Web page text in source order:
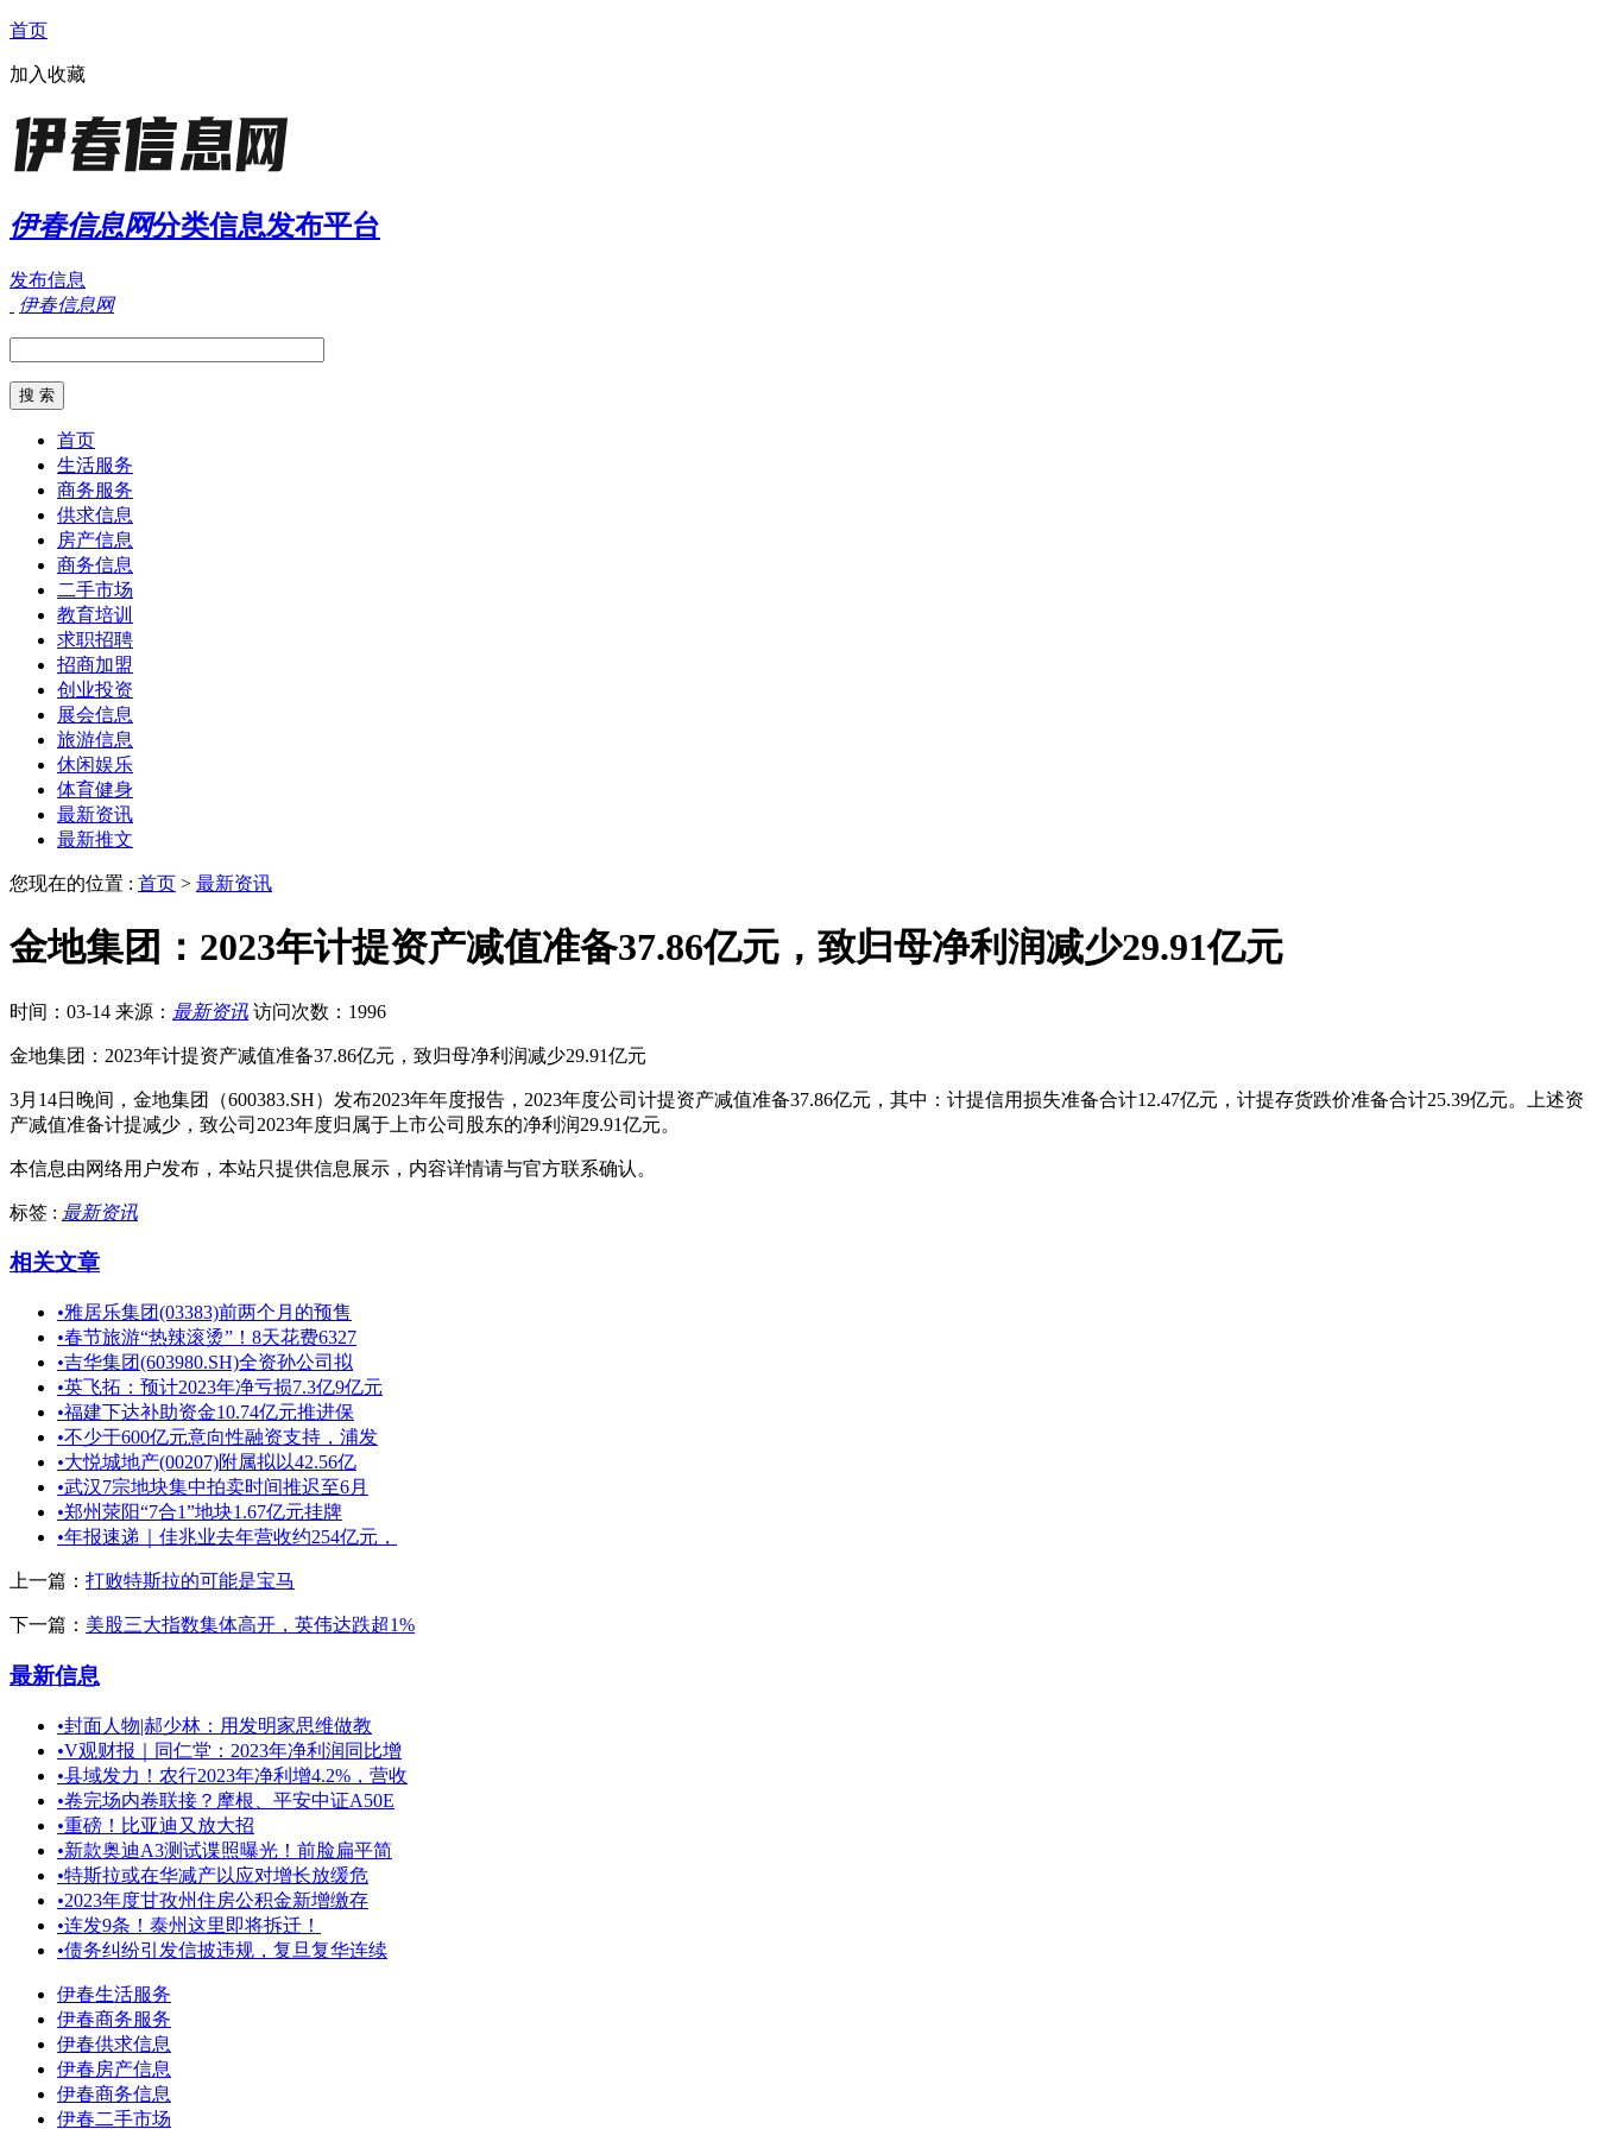
首页
加入收藏
伊春信息网分类信息发布平台
发布信息
伊春信息网
首页
生活服务
商务服务
供求信息
房产信息
商务信息
二手市场
教育培训
求职招聘
招商加盟
创业投资
展会信息
旅游信息
休闲娱乐
体育健身
最新资讯
最新推文
您现在的位置 : 首页 > 最新资讯
金地集团：2023年计提资产减值准备37.86亿元，致归母净利润减少29.91亿元
时间：03-14 来源： 最新资讯 访问次数：1996
金地集团：2023年计提资产减值准备37.86亿元，致归母净利润减少29.91亿元
3月14日晚间，金地集团（600383.SH）发布2023年年度报告，2023年度公司计提资产减值准备37.86亿元，其中：计提信用损失准备合计12.47亿元，计提存货跌价准备合计25.39亿元。上述资
产减值准备计提减少，致公司2023年度归属于上市公司股东的净利润29.91亿元。
本信息由网络用户发布， 本站只提供信息展示，内容详情请与官方联系确认。
标签 : 最新资讯
相关文章
•雅居乐集团(03383)前两个月的预售
•春节旅游“热辣滚烫”！8天花费6327
•吉华集团(603980.SH)全资孙公司拟
•英飞拓：预计2023年净亏损7.3亿9亿元
•福建下达补助资金10.74亿元推进保
•不少于600亿元意向性融资支持，浦发
•大悦城地产(00207)附属拟以42.56亿
•武汉7宗地块集中拍卖时间推迟至6月
•郑州荥阳“7合1”地块1.67亿元挂牌
•年报速递｜佳兆业去年营收约254亿元，
上一篇： 打败特斯拉的可能是宝马
下一篇： 美股三大指数集体高开，英伟达跌超1%
最新信息
•封面人物|郝少林：用发明家思维做教
•V观财报｜同仁堂：2023年净利润同比增
•县域发力！农行2023年净利增4.2%，营收
•卷完场内卷联接？摩根、平安中证A50E
•重磅！比亚迪又放大招
•新款奥迪A3测试谍照曝光！前脸扁平简
•特斯拉或在华减产以应对增长放缓危
•2023年度甘孜州住房公积金新增缴存
•连发9条！泰州这里即将拆迁！
•债务纠纷引发信披违规，复旦复华连续
伊春生活服务
伊春商务服务
伊春供求信息
伊春房产信息
伊春商务信息
伊春二手市场